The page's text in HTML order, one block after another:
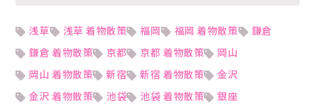
浅草 浅草 着物散策 福岡 福岡 着物散策
鎌倉
鎌倉 着物散策
京都 京都 着物散策
岡山
岡山 着物散策
新宿 新宿 着物散策
金沢
金沢 着物散策
池袋 池袋 着物散策
銀座